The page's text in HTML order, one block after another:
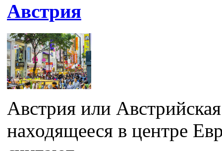
Австрия
Австрия или
находящееся в центре